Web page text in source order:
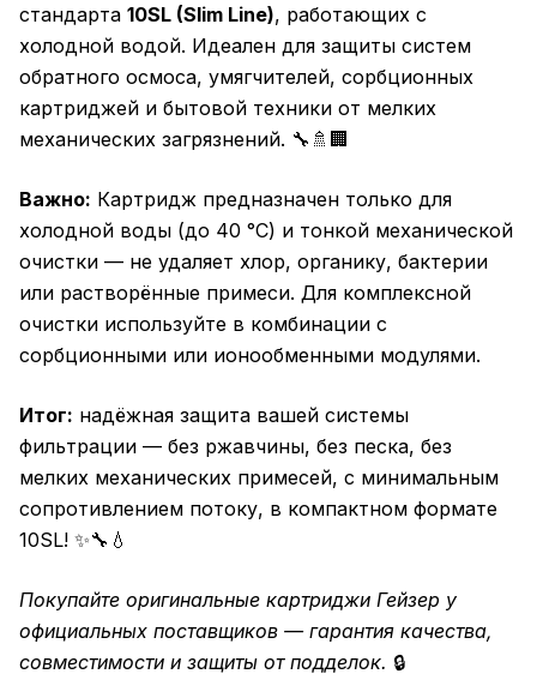
стандарта 10SL (Slim Line), работающих с
холодной водой. Идеален для защиты систем
обратного осмоса, умягчителей, сорбционных
картриджей и бытовой техники от мелких
механических загрязнений. 🔧🚿🏢
Важно: Картридж предназначен только для
холодной воды (до 40 °C) и тонкой механической
очистки — не удаляет хлор, органику, бактерии
или растворённые примеси. Для комплексной
очистки используйте в комбинации с
сорбционными или ионообменными модулями.
Итог: надёжная защита вашей системы
фильтрации — без ржавчины, без песка, без
мелких механических примесей, с минимальным
сопротивлением потоку, в компактном формате
10SL! ✨🔧💧
Покупайте оригинальные картриджи Гейзер у
официальных поставщиков — гарантия качества,
совместимости и защиты от подделок. 🔒